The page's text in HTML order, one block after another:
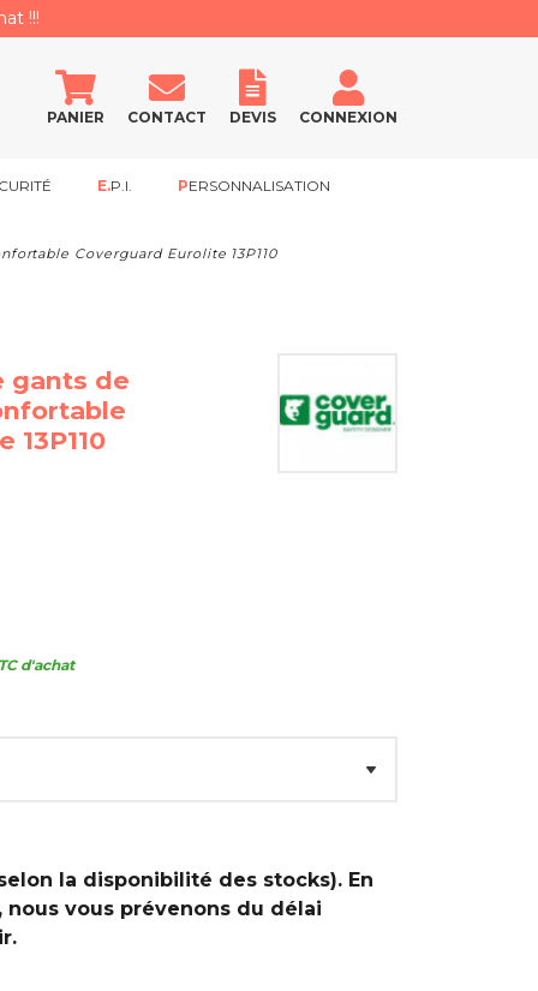
!!!
PANIER CONTACT DEVIS CONNEXION
E.P.I. PERSONNALISATION
Coverguard Eurolite 13P110
gants de
13P110
d'achat
la disponibilité des stocks). En
vous prévenons du délai